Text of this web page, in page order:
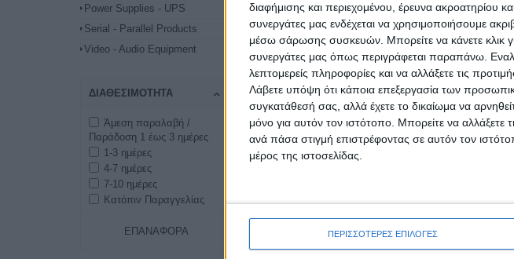
διαφήμισης και περιεχομένου, έρευνα ακροατηρίου
συνεργάτες μας ενδέχεται να χρησιμοποιήσουμε
μέσω σάρωσης συσκευών. Μπορείτε να κάνετε κλικ
συνεργάτες μας όπως περιγράφεται παραπάνω.
λεπτομερείς πληροφορίες και να αλλάξετε τις
Λάβετε υπόψη ότι κάποια επεξεργασία των
συγκατάθεσή σας, αλλά έχετε το δικαίωμα να
μόνο για αυτόν τον ιστότοπο. Μπορείτε να αλλάξετε
ανά πάσα στιγμή επιστρέφοντας σε αυτόν τον
μέρος της ιστοσελίδας.
ΠΕΡΙΣΣΟΤΕΡΕΣ ΕΠΙΛΟΓΕΣ
Power Supplies - UPS
Serial - Parallel Products
Video - Audio Equipment
ΔΙΑΘΕΣΙΜΌΤΗΤΑ
Άμεση παραλαβή /
Παράδοση 1 έως 3 ημέρες
1-3 ημέρες
4-7 ημέρες
7-10 ημέρες
Κατόπιν Παραγγελίας
ΕΠΑΝΑΦΟΡΆ